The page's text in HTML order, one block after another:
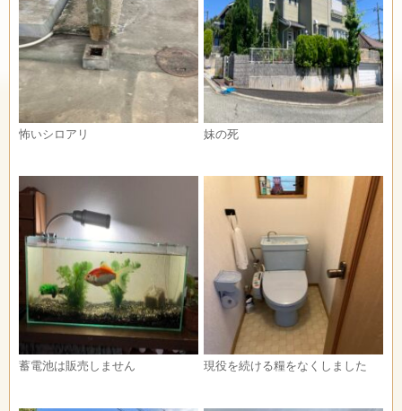
怖いシロアリ 妹の死
蓄電池は販売しません 現役を続ける糧をなくしました